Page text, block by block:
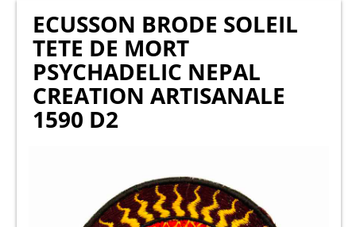
ECUSSON BRODE SOLEIL
TETE DE MORT
PSYCHADELIC NEPAL
CREATION ARTISANALE
1590 D2